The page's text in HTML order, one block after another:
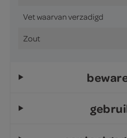
Vet waarvan verzadigd
Zout